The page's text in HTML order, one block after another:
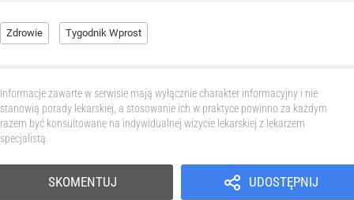
Zdrowie Tygodnik Wprost
Informacje zawarte w serwisie mają wyłącznie charakter informacyjny i nie
stanowią porady lekarskiej, a stosowanie ich w praktyce powinno za każdym
razem być konsultowane na indywidualnej wizycie lekarskiej z lekarzem
specjalistą.
UDOSTĘPNIJ
SKOMENTUJ